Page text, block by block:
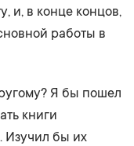
и, в конце концов,
работы в
Я бы пошел
книги
Изучил бы их